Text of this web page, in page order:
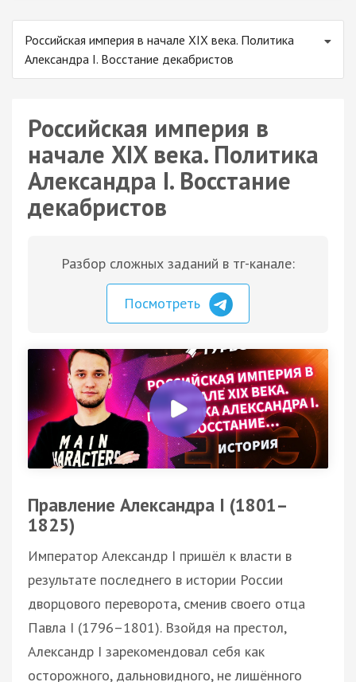
Российская империя в начале XIX века. Политика
Александра I. Восстание декабристов
Российская империя в
начале XIX века. Политика
Александра I. Восстание
декабристов
Разбор сложных заданий в тг-канале:
Посмотреть
Правление Александра І (1801–
1825)
Император Александр І пришёл к власти в
результате последнего в истории России
дворцового переворота, сменив своего отца
Павла І (1796–1801). Взойдя на престол,
Александр I зарекомендовал себя как
осторожного, дальновидного, не лишённого